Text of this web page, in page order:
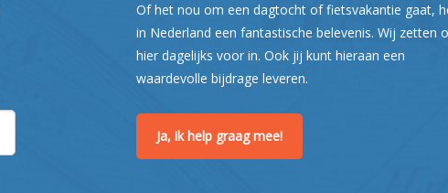
Of het nou om een dagtocht of fietsvakantie gaat,
in Nederland een fantastische belevenis. Wij zetten
hier dagelijks voor in. Ook jij kunt hieraan een
waardevolle bijdrage leveren.
Ja, ik help graag mee!